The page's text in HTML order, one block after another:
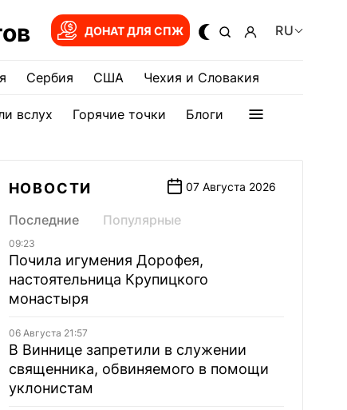
ДОНАТ ДЛЯ СПЖ RU
Сербия США Чехия и Словакия
вслух Горячие точки Блоги
НОВОСТИ 07 Августа 2026
Последние Популярные
09:23
Почила игумения Дорофея,
настоятельница Крупицкого
монастыря
06 Августа 21:57
В Виннице запретили в служении
священника, обвиняемого в помощи
уклонистам